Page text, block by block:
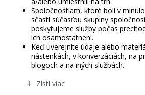
Spoločnostiam, ktoré boli v
sčasti súčasťou skupiny
poskytujeme služby počas
ich osamostatnení.
Keď uverejníte údaje alebo
nástenkách, v konverzáciách, na
blogoch a na iných službách.
Zisti viac